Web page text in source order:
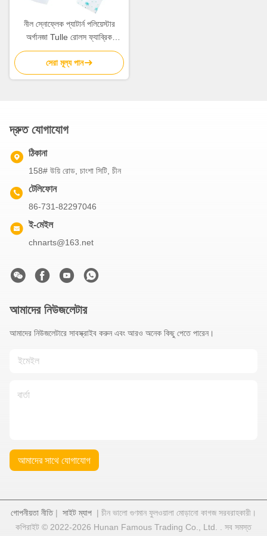
নীল স্নোফ্লেক প্যাটার্ন পলিয়েস্টার
অর্গানজা Tulle রোলস ফ্যাব্রিক
15.2cm
সেরা মূল্য পান
দ্রুত যোগাযোগ
ঠিকানা
158# উয়ি রোড, চাংশা সিটি, চীন
টেলিফোন
86-731-82297046
ই-মেইল
chnarts@163.net
আমাদের নিউজলেটার
আমাদের নিউজলেটারে সাবস্ক্রাইব করুন এবং আরও অনেক কিছু পেতে পারেন।
আমাদের সাথে যোগাযোগ
গোপনীয়তা নীতি| সাইট ম্যাপ | চীন ভালো গুণমান ফুলওয়ালা মোড়ানো কাগজ সরবরাহকারী।
কপিরাইট © 2022-2026 Hunan Famous Trading Co., Ltd. . সব সমস্ত